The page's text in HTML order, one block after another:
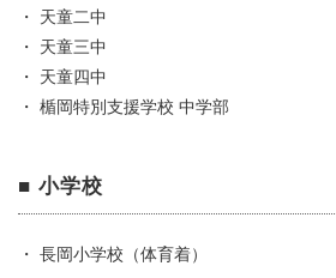
・ 天童二中
・ 天童三中
・ 天童四中
・ 楯岡特別支援学校 中学部
■ 小学校
・ 長岡小学校（体育着）